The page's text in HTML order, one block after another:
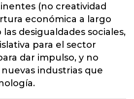
(no creatividad
económica a largo
desigualdades sociales,
para el sector
dar impulso, y no
nuevas industrias que